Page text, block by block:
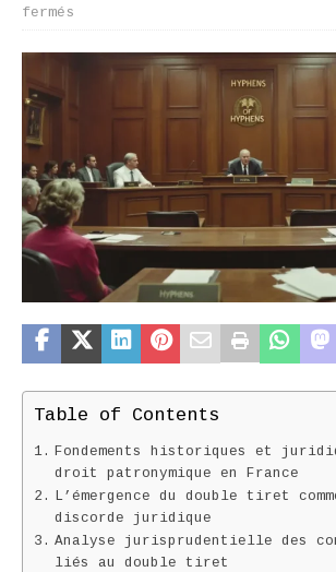
fermés
Table of Contents
Fondements historiques et
droit patronymique en France
L’émergence du double tiret
discorde juridique
Analyse jurisprudentielle des
liés au double tiret